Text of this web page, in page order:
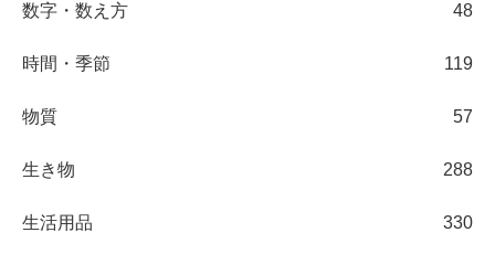
数字・数え方 48
時間・季節 119
物質 57
生き物 288
生活用品 330